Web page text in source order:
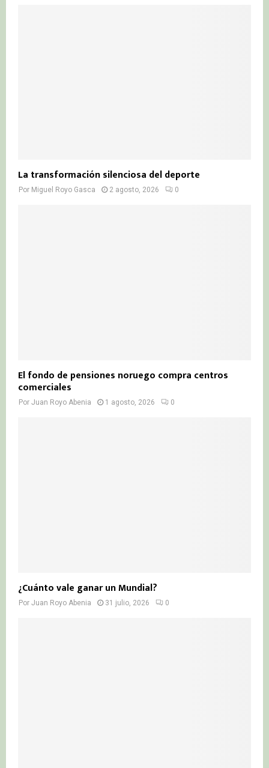
La transformación silenciosa del deporte
Por Miguel Royo Gasca 2 agosto, 2026 0
El fondo de pensiones noruego compra centros
comerciales
Por Juan Royo Abenia 1 agosto, 2026 0
¿Cuánto vale ganar un Mundial?
Por Juan Royo Abenia 31 julio, 2026 0